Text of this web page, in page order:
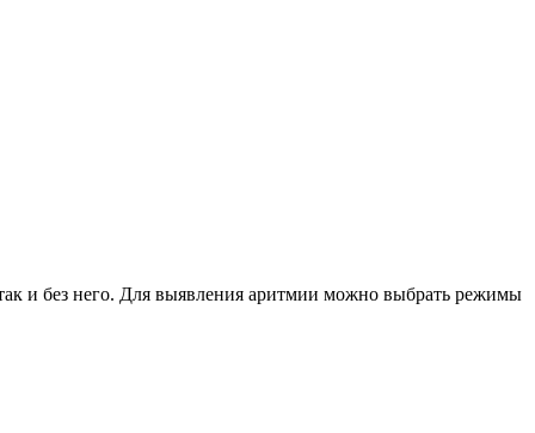
и без него. Для выявления аритмии можно выбрать режимы